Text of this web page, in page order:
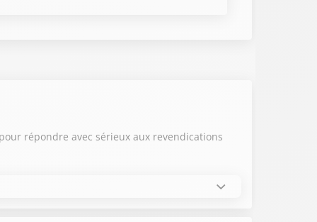
répondre avec sérieux aux revendications